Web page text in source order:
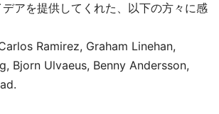
アを提供してくれた、以下の方々に感
Ramirez, Graham Linehan,
Bjorn Ulvaeus, Benny Andersson,